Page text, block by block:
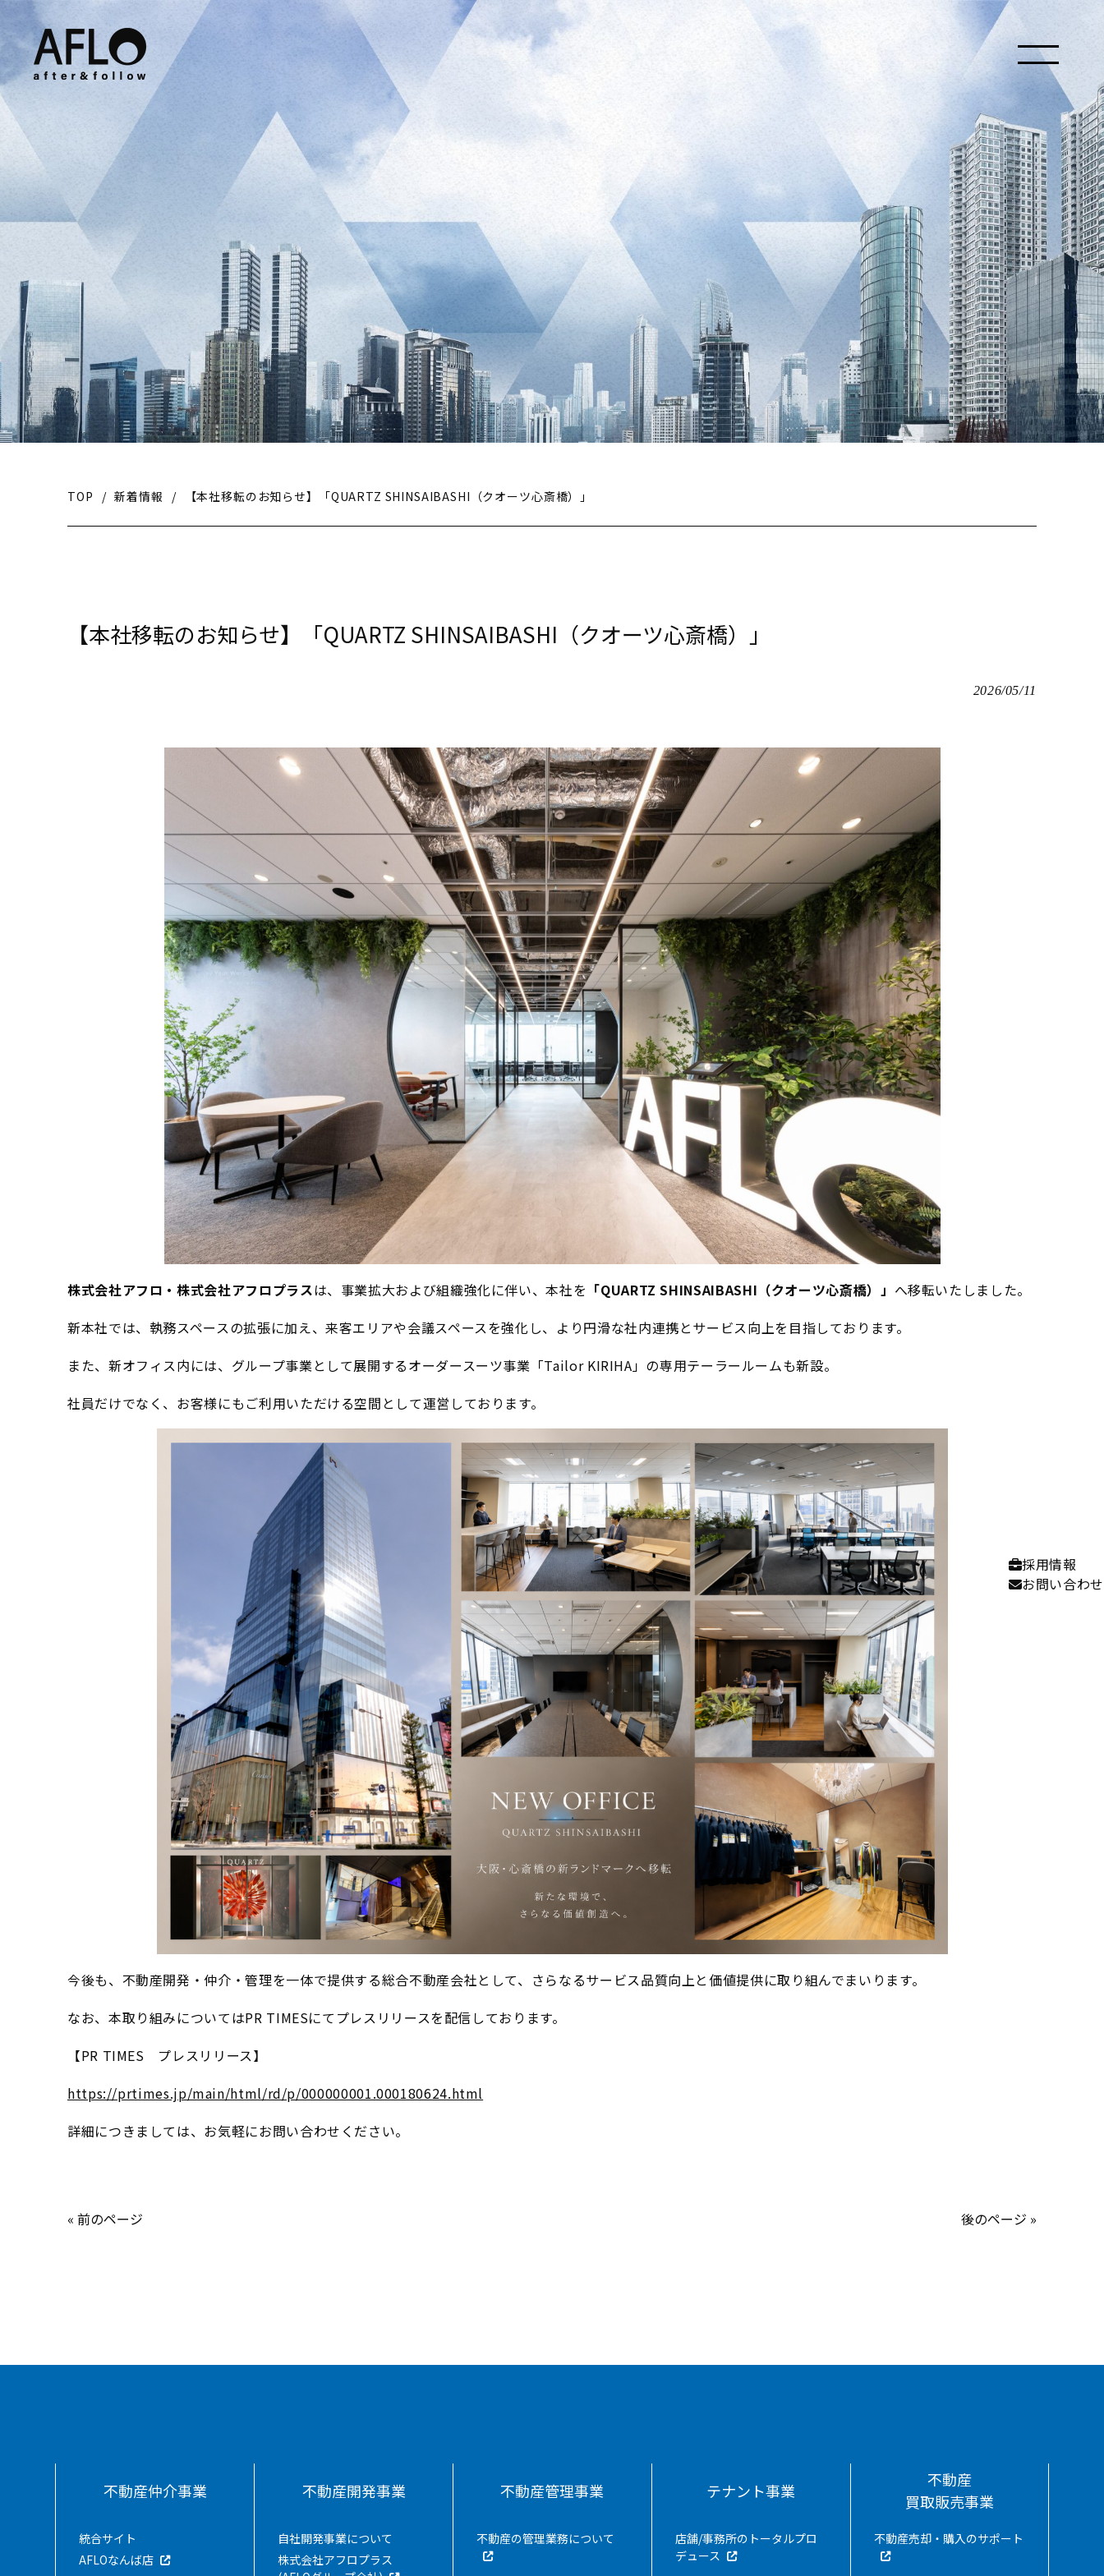
採用情報
お問い合わせ
TOP / 新着情報 / 【本社移転のお知らせ】「QUARTZ SHINSAIBASHI（クオーツ心斎橋）」
【本社移転のお知らせ】「QUARTZ SHINSAIBASHI（クオーツ心斎橋）」
2026/05/11
株式会社アフロ・株式会社アフロプラスは、事業拡大および組織強化に伴い、本社を 「QUARTZ SHINSAIBASHI（クオーツ心斎橋）」 へ移転いたしました。
新本社では、執務スペースの拡張に加え、来客エリアや会議スペースを強化し、より円滑な社内連携とサービス向上を目指しております。
また、新オフィス内には、グループ事業として展開するオーダースーツ事業「Tailor KIRIHA」の専用テーラールームも新設。
社員だけでなく、お客様にもご利用いただける空間として運営しております。
今後も、不動産開発・仲介・管理を一体で提供する総合不動産会社として、さらなるサービス品質向上と価値提供に取り組んでまいります。
なお、本取り組みについてはPR TIMESにてプレスリリースを配信しております。
【PR TIMES プレスリリース】
https://prtimes.jp/main/html/rd/p/000000001.000180624.html
詳細につきましては、お気軽にお問い合わせください。
« 前のページ 後のページ »
不動産仲介事業
統合サイト
AFLOなんば店
不動産開発事業
自社開発事業について
株式会社アフロプラス
不動産管理事業
不動産の管理業務について
テナント事業
店舗/事務所のトータルプロ
デュース
不動産
買取販売事業
不動産売却・購入のサポート